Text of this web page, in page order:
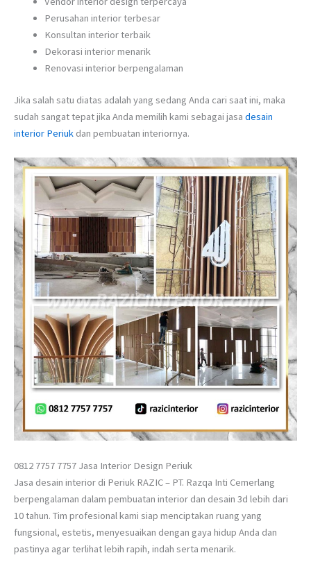
Perusahan interior terbesar
Konsultan interior terbaik
Dekorasi interior menarik
Renovasi interior berpengalaman
Jika salah satu diatas adalah yang sedang Anda cari saat ini, maka
sudah sangat tepat jika Anda memilih kami sebagai jasa desain
interior Periuk dan pembuatan interiornya.
0812 7757 7757 Jasa Interior Design Periuk
Jasa desain interior di Periuk RAZIC – PT. Razqa Inti Cemerlang
berpengalaman dalam pembuatan interior dan desain 3d lebih dari
10 tahun. Tim profesional kami siap menciptakan ruang yang
fungsional, estetis, menyesuaikan dengan gaya hidup Anda dan
pastinya agar terlihat lebih rapih, indah serta menarik.